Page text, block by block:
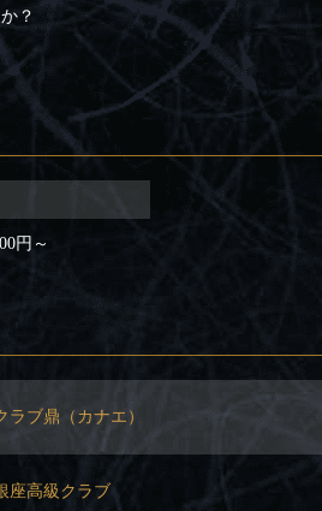
？
円～
ラブ鼎（カナエ）
座高級クラブ